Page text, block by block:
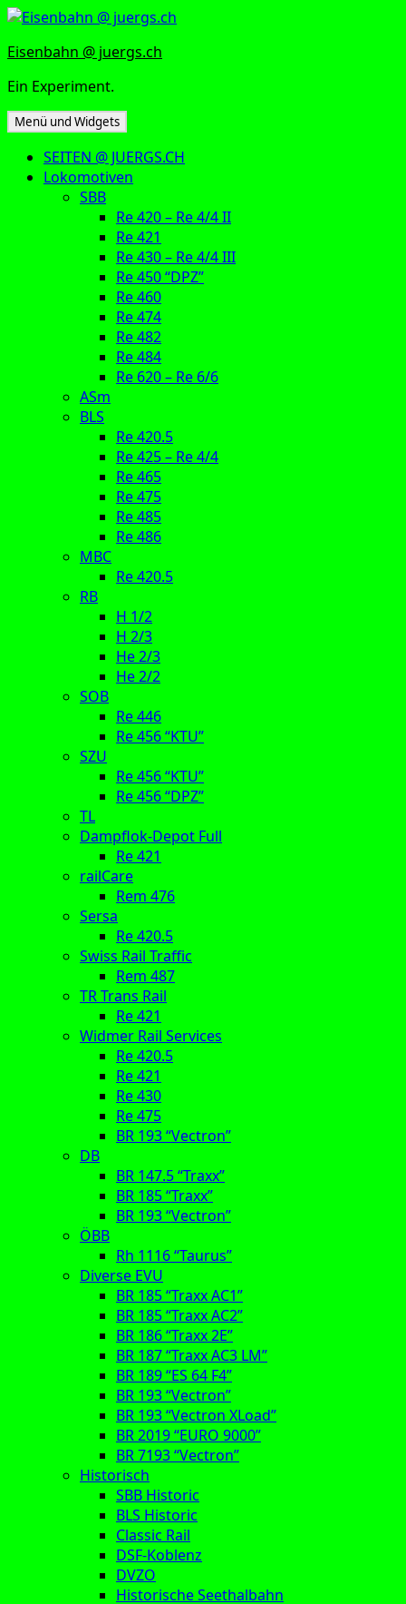
Zum
springen
Eisenbahn @ juergs.ch
Ein Experiment.
Menü und Widgets
SEITEN @ JUERGS.CH
Lokomotiven
SBB
Re 420 – Re 4/4 II
Re 421
Re 430 – Re 4/4 III
Re 450 “DPZ”
Re 460
Re 474
Re 482
Re 484
Re 620 – Re 6/6
ASm
BLS
Re 420.5
Re 425 – Re 4/4
Re 465
Re 475
Re 485
Re 486
MBC
Re 420.5
RB
H 1/2
H 2/3
He 2/3
He 2/2
SOB
Re 446
Re 456 “KTU”
SZU
Re 456 “KTU”
Re 456 “DPZ”
TL
Dampflok-Depot Full
Re 421
railCare
Rem 476
Sersa
Re 420.5
Swiss Rail Traffic
Rem 487
TR Trans Rail
Re 421
Widmer Rail Services
Re 420.5
Re 421
Re 430
Re 475
BR 193 “Vectron”
DB
BR 147.5 “Traxx”
BR 185 “Traxx”
BR 193 “Vectron”
ÖBB
Rh 1116 “Taurus”
Diverse EVU
BR 185 “Traxx AC1”
BR 185 “Traxx AC2”
BR 186 “Traxx 2E”
BR 187 “Traxx AC3 LM”
BR 189 “ES 64 F4”
BR 193 “Vectron”
BR 193 “Vectron XLoad”
BR 2019 “EURO 9000”
BR 7193 “Vectron”
Historisch
SBB Historic
BLS Historic
Classic Rail
DSF-Koblenz
DVZO
Historische Seethalbahn